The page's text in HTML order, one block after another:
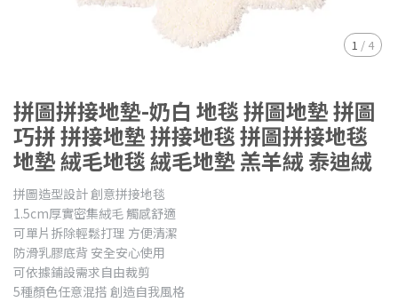
1 / 4
拼圖拼接地墊-奶白 地毯 拼圖地墊 拼圖
巧拼 拼接地墊 拼接地毯 拼圖拼接地毯
地墊 絨毛地毯 絨毛地墊 羔羊絨 泰迪絨
拼圖造型設計 創意拼接地毯
1.5cm厚實密集絨毛 觸感舒適
可單片拆除輕鬆打理 方便清潔
防滑乳膠底背 安全安心使用
可依據鋪設需求自由裁剪
5種顏色任意混搭 創造自我風格